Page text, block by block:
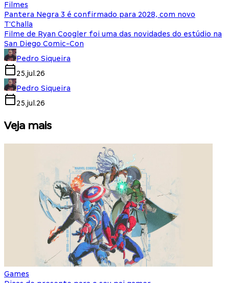
Filmes
Pantera Negra 3 é confirmado para 2028, com novo
T'Challa
Filme de Ryan Coogler foi uma das novidades do estúdio na
San Diego Comic-Con
Pedro Siqueira
25.jul.26
Pedro Siqueira
25.jul.26
Veja mais
Games